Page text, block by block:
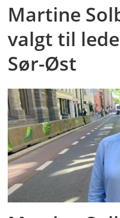
Martine
valgt til
Sør-Øst